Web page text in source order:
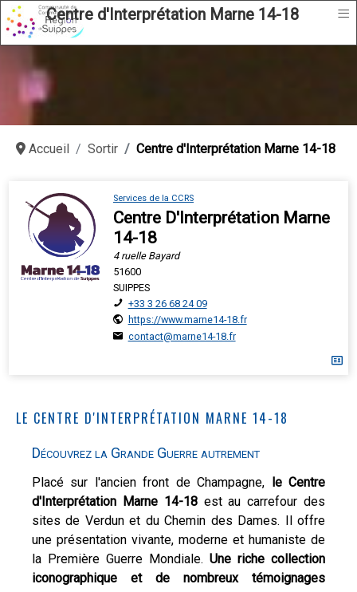
Centre d'Interprétation Marne 14-18 ≡
Accueil Sortir Centre d'Interprétation Marne 14-18
Services de la CCRS
Centre D'Interprétation Marne
14-18
4 ruelle Bayard
51600
SUIPPES
+33 3 26 68 24 09
https://www.marne14-18.fr
contact@marne14-18.fr
LE CENTRE D'INTERPRÉTATION MARNE 14-18
Découvrez la Grande Guerre autrement
Placé sur l'ancien front de Champagne, le Centre
d'Interprétation Marne 14-18est au carrefour des
sites de Verdun et du Chemin des Dames. Il offre
une présentation vivante, moderne et humaniste de
la Première Guerre Mondiale. Une riche collection
iconographique et de nombreux témoignages